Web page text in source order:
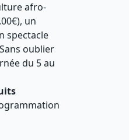
afro-
un
spectacle
oublier
du 5 au